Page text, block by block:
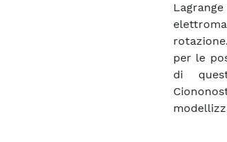
per le
di